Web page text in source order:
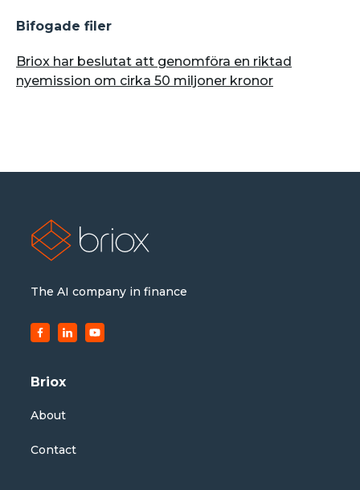
Bifogade filer
Briox har beslutat att genomföra en riktad
nyemission om cirka 50 miljoner kronor
The AI company in finance
Briox
About
Contact